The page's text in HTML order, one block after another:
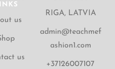
us
us
RIGA, LATVIA
admin@teachmef
ashion1.com
+37126007107